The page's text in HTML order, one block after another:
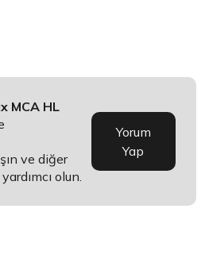
MCA HL
ve diğer
olun.
Yorum
Yap